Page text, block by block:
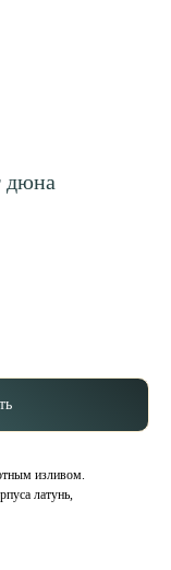
дюна
изливом.
латунь,